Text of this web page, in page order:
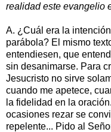
realidad este evangelio
A. ¿Cuál era la
parábola? El mismo
entendiesen, que
sin desanimarse. Para
Jesucristo no sirve
cuando me apetece,
la fidelidad en la
ocasiones rezar se
repelente... Pido al